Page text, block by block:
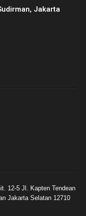
Jakarta
12-5 Jl. Kapten Tendean
Jakarta Selatan 12710